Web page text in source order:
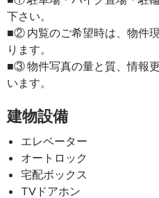
下さい。
■② 内覧のご希望時は、物件
ります。
■③ 物件写真の量と質、情報
います。
建物設備
エレベーター
オートロック
宅配ボックス
TVドアホン